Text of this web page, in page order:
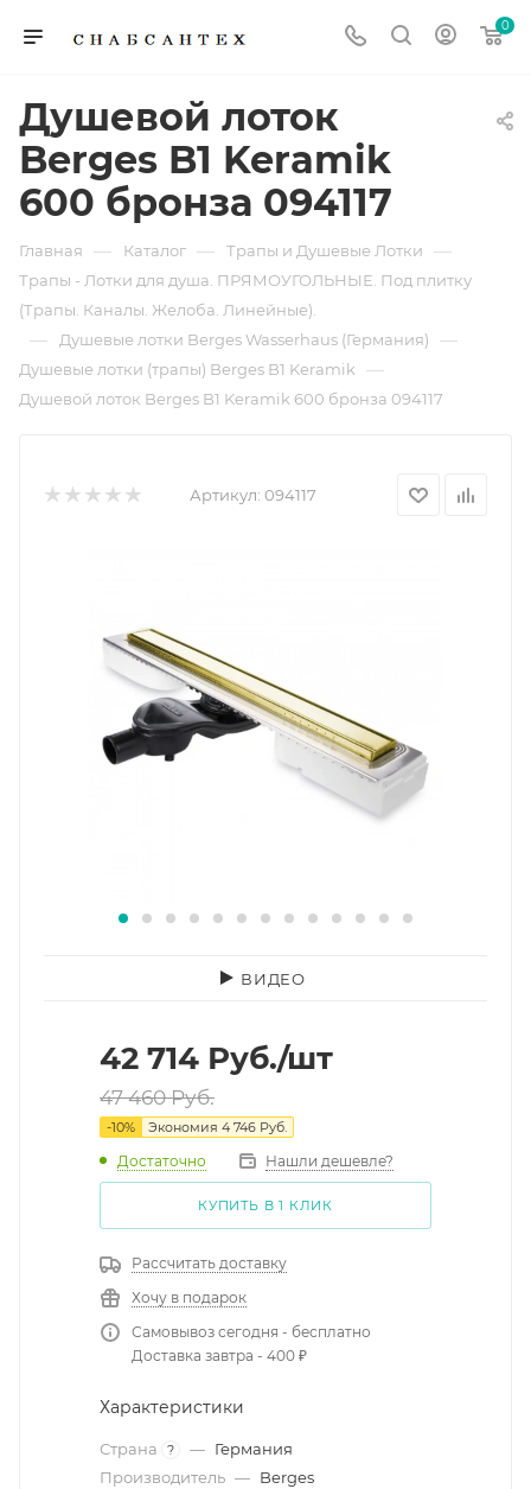
0
Душевой лоток
Berges B1 Keramik
600 бронза 094117
Главная — Каталог — Трапы и Душевые Лотки —
Трапы - Лотки для душа. ПРЯМОУГОЛЬНЫЕ. Под плитку
(Трапы. Каналы. Желоба. Линейные).
— Душевые лотки Berges Wasserhaus (Германия) —
Душевые лотки (трапы) Berges B1 Keramik —
Душевой лоток Berges B1 Keramik 600 бронза 094117
Артикул: 094117
ВИДЕО
42 714 Руб./шт
47 460Руб.
-10% Экономия 4 746 Руб.
Достаточно Нашли дешевле?
КУПИТЬ В 1 КЛИК
Рассчитать доставку
Хочу в подарок
Самовывоз сегодня - бесплатно
Доставка завтра - 400 ₽
Характеристики
Страна ? — Германия
Производитель — Berges